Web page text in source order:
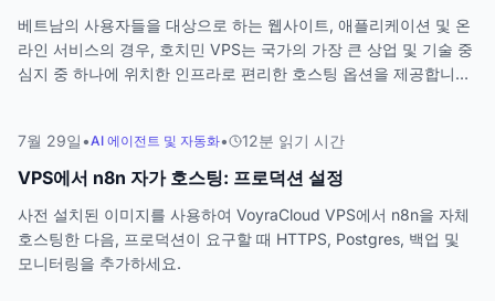
베트남의 사용자들을 대상으로 하는 웹사이트, 애플리케이션 및 온
라인 서비스의 경우, 호치민 VPS는 국가의 가장 큰 상업 및 기술 중
심지 중 하나에 위치한 인프라로 편리한 호스팅 옵션을 제공합니다.
귀하의 프로젝트를 위한 유연한 기반을 제공할 수 있습니다.
7월 29일•AI 에이전트 및 자동화• 12분 읽기 시간
VPS에서 n8n 자가 호스팅: 프로덕션 설정
사전 설치된 이미지를 사용하여 VoyraCloud VPS에서 n8n을 자체
호스팅한 다음, 프로덕션이 요구할 때 HTTPS, Postgres, 백업 및
모니터링을 추가하세요.